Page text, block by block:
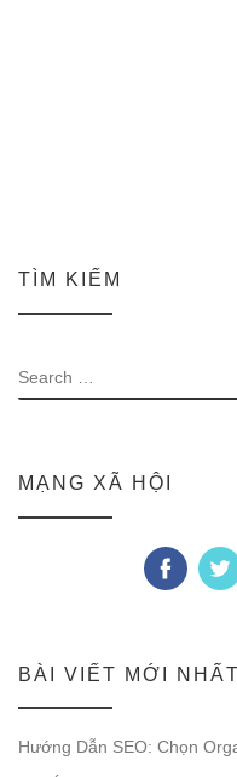
TÌM KIẾM
SEARCH
MẠNG XÃ HỘI
BÀI VIẾT MỚI NHẤT
Hướng Dẫn SEO: Chọn